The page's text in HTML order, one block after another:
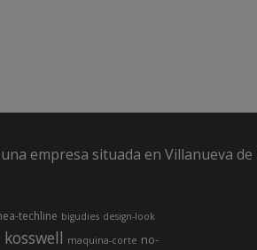
empresa situada en Villanueva
techline bigudies design-look
kosswell maquina-corte no-